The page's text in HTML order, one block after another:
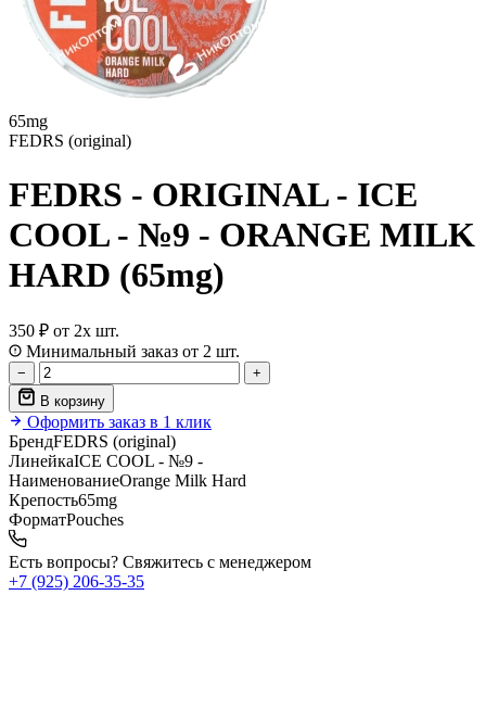
65mg
FEDRS (original)
FEDRS - ORIGINAL - ICE
COOL - №9 - ORANGE MILK
HARD (65mg)
350 ₽ от 2х шт.
Минимальный заказ от 2 шт.
−
+
В корзину
Оформить заказ в 1 клик
БрендFEDRS (original)
ЛинейкаICE COOL - №9 -
НаименованиеOrange Milk Hard
Крепость65mg
ФорматPouches
Есть вопросы? Свяжитесь с менеджером
+7 (925) 206‑35‑35